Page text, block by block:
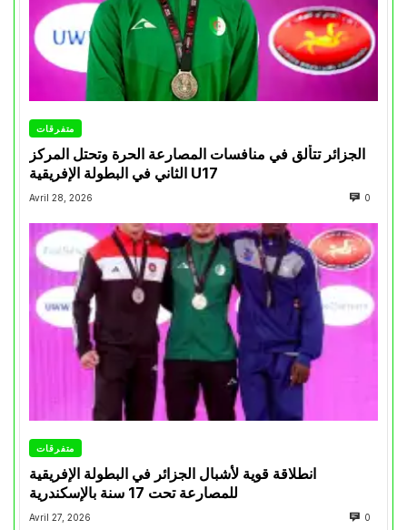
متفرقات
الجزائر تتألق في منافسات المصارعة الحرة وتحتل المركز
الثاني في البطولة الإفريقية U17
Avril 28, 2026 0
متفرقات
انطلاقة قوية لأشبال الجزائر في البطولة الإفريقية
للمصارعة تحت 17 سنة بالإسكندرية
Avril 27, 2026 0